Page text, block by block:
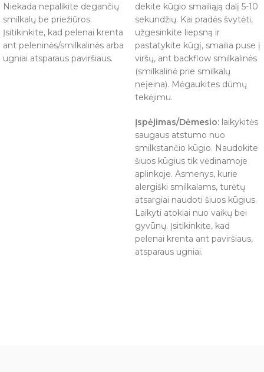
Niekada nepalikite degančių
smilkalų be priežiūros.
Įsitikinkite, kad pelenai krenta
ant peleninės/smilkalinės arba
ugniai atsparaus paviršiaus.
dekite kūgio smailiąją dalį 5-10
sekundžių. Kai pradės švytėti,
užgesinkite liepsną ir
pastatykite kūgį, smailia puse į
viršų, ant backflow smilkalinės
(smilkalinė prie smilkalų
neįeina). Mėgaukites dūmų
tekėjimu.
Įspėjimas/Dėmesio: laikykitės
saugaus atstumo nuo
smilkstančio kūgio. Naudokite
šiuos kūgius tik vėdinamoje
aplinkoje. Asmenys, kurie
alergiški smilkalams, turėtų
atsargiai naudoti šiuos kūgius.
Laikyti atokiai nuo vaikų bei
gyvūnų. Įsitikinkite, kad
pelenai krenta ant paviršiaus,
atsparaus ugniai.